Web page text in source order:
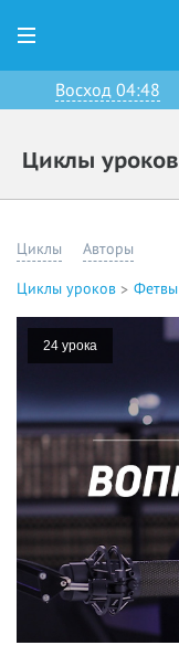
Восход 04:48
Циклы уроков
Циклы Авторы
Циклы уроков Фетвы
24 урока